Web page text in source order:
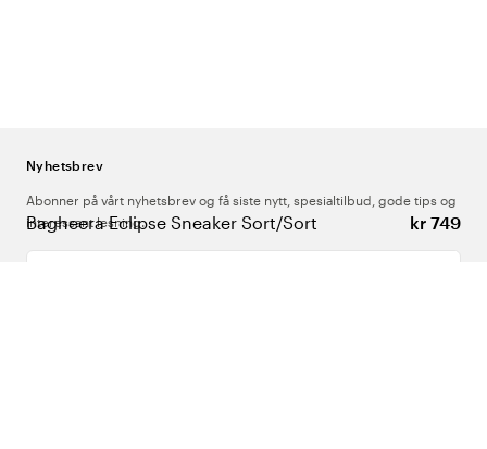
Bagheera Eclipse Sneaker Sort/Sort kr 749
Nyhetsbrev
Abonner på vårt nyhetsbrev og få siste nytt, spesialtilbud, gode tips og
interessant lesning.
Skriv inn din e-postadresse